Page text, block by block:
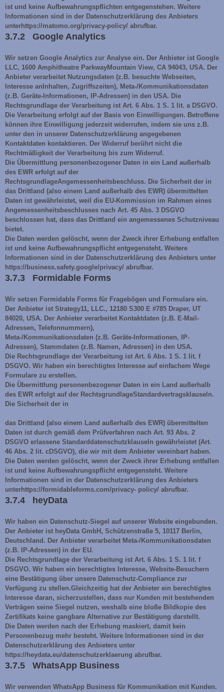
ist und keine Aufbewahrungspflichten entgegenstehen. Weitere
Informationen sind in der Datenschutzerklärung des Anbieters
unterhttps://matomo.org/privacy-policy/ abrufbar.
3.7.2 Google Analytics
Wir setzen Google Analytics zur Analyse ein. Der Anbieter ist Google
LLC, 1600 Amphitheatre ParkwayMountain View, CA 94043, USA. Der
Anbieter verarbeitet Nutzungsdaten (z.B. besuchte Webseiten,
Interesse anInhalten, Zugriffszeiten), Meta-/Kommunikationsdaten
(z.B. Geräte-Informationen, IP-Adressen) in den USA. Die
Rechtsgrundlage der Verarbeitung ist Art. 6 Abs. 1 S. 1 lit. a DSGVO.
Die Verarbeitung erfolgt auf der Basis von Einwilligungen. Betroffene
können ihre Einwilligung jederzeit widerrufen, indem sie uns z.B.
unter den in unserer Datenschutzerklärung angegebenen
Kontaktdaten kontaktieren. Der Widerruf berührt nicht die
Rechtmäßigkeit der Verarbeitung bis zum Widerruf.
Die Übermittlung personenbezogener Daten in ein Land außerhalb
des EWR erfolgt auf der
RechtsgrundlageAngemessenheitsbeschluss. Die Sicherheit der in
das Drittland (also einem Land außerhalb des EWR) übermittelten
Daten ist gewährleistet, weil die EU-Kommission im Rahmen eines
Angemessenheitsbeschlusses nach Art. 45 Abs. 3 DSGVO
beschlossen hat, dass das Drittland ein angemessenes Schutzniveau
bietet.
Die Daten werden gelöscht, wenn der Zweck ihrer Erhebung entfallen
ist und keine Aufbewahrungspflicht entgegensteht. Weitere
Informationen sind in der Datenschutzerklärung des Anbieters unter
https://business.safety.google/privacy/ abrufbar.
3.7.3 Formidable Forms
Wir setzen Formidable Forms für Fragebögen und Formulare ein.
Der Anbieter ist Strategy11, LLC., 12180 S300 E #785 Draper, UT
84020, USA. Der Anbieter verarbeitet Kontaktdaten (z.B. E-Mail-
Adressen, Telefonnummern),
Meta-/Kommunikationsdaten (z.B. Geräte-Informationen, IP-
Adressen), Stammdaten (z.B. Namen, Adressen) in den USA.
Die Rechtsgrundlage der Verarbeitung ist Art. 6 Abs. 1 S. 1 lit. f
DSGVO. Wir haben ein berechtigtes Interesse auf einfachem Wege
Formulare zu erstellen.
Die Übermittlung personenbezogener Daten in ein Land außerhalb
des EWR erfolgt auf der RechtsgrundlageStandardvertragsklauseln.
Die Sicherheit der in
das Drittland (also einem Land außerhalb des EWR) übermittelten
Daten ist durch gemäß dem Prüfverfahren nach Art. 93 Abs. 2
DSGVO erlassene Standarddatenschutzklauseln gewährleistet (Art.
46 Abs. 2 lit. cDSGVO), die wir mit dem Anbieter vereinbart haben.
Die Daten werden gelöscht, wenn der Zweck ihrer Erhebung entfallen
ist und keine Aufbewahrungspflicht entgegensteht. Weitere
Informationen sind in der Datenschutzerklärung des Anbieters
unterhttps://formidableforms.com/privacy- policy/ abrufbar.
3.7.4 heyData
Wir haben ein Datenschutz-Siegel auf unserer Website eingebunden.
Der Anbieter ist heyData GmbH, Schützenstraße 5, 10117 Berlin,
Deutschland. Der Anbieter verarbeitet Meta-/Kommunikationsdaten
(z.B. IP-Adressen) in der EU.
Die Rechtsgrundlage der Verarbeitung ist Art. 6 Abs. 1 S. 1 lit. f
DSGVO. Wir haben ein berechtigtes Interesse, Website-Besuchern
eine Bestätigung über unsere Datenschutz-Compliance zur
Verfügung zu stellen.Gleichzeitig hat der Anbieter ein berechtigtes
Interesse daran, sicherzustellen, dass nur Kunden mit bestehenden
Verträgen seine Siegel nutzen, weshalb eine bloße Bildkopie des
Zertifikats keine gangbare Alternative zur Bestätigung darstellt.
Die Daten werden nach der Erhebung maskiert, damit kein
Personenbezug mehr besteht. Weitere Informationen sind in der
Datenschutzerklärung des Anbieters unter
https://heydata.eu/datenschutzerklaerung abrufbar.
3.7.5 WhatsApp Business
Wir verwenden WhatsApp Business für Kommunikation mit Kunden.